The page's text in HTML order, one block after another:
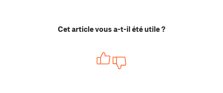
Cet article vous a-t-il été utile ?